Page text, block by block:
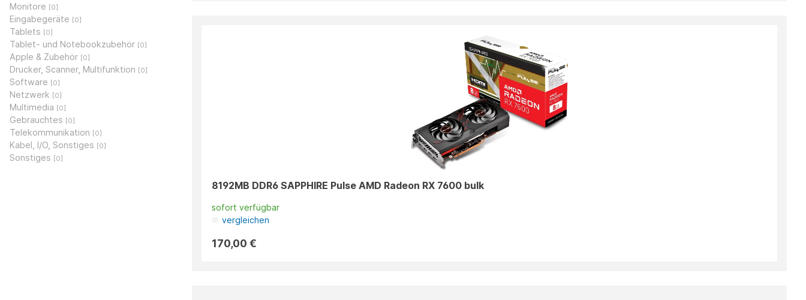
Monitore [0]
Eingabegeräte [0]
Tablets [0]
Tablet- und Notebookzubehör [0]
Apple & Zubehör [0]
Drucker, Scanner, Multifunktion [0]
Software [0]
Netzwerk [0]
Multimedia [0]
Gebrauchtes [0]
Telekommunikation [0]
Kabel, I/O, Sonstiges [0]
Sonstiges [0]
8192MB DDR6 SAPPHIRE Pulse AMD Radeon RX 7600 bulk
sofort verfügbar
vergleichen
170,00 €